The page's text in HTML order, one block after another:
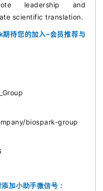
leadership and
scientific translation.
待您的加入–会员推荐与
biospark-group
加小助手微信号：